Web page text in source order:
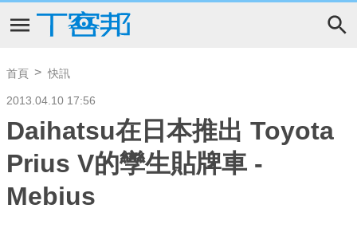
首頁 快訊
2013.04.10 17:56
Daihatsu在日本推出 Toyota
Prius V的孿生貼牌車 -
Mebius